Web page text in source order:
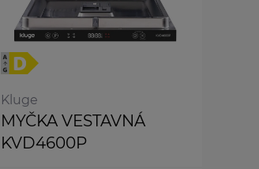
Kluge
MYČKA VESTAVNÁ
KVD4600P